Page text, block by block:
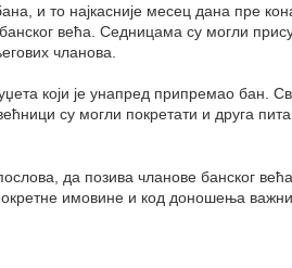
и то најкасније месец дана пре
већа. Седницама су могли
чланова.
који је унапред припремао
су могли покретати и друга
да позива чланове банског
имовине и код доношења